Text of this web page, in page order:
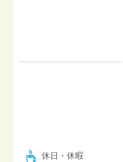
休日・休暇